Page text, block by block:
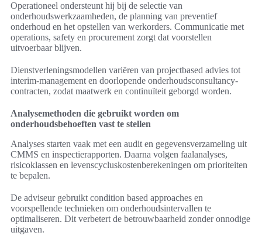
Operationeel ondersteunt hij bij de selectie van
onderhoudswerkzaamheden, de planning van preventief
onderhoud en het opstellen van werkorders. Communicatie met
operations, safety en procurement zorgt dat voorstellen
uitvoerbaar blijven.
Dienstverleningsmodellen variëren van projectbased advies tot
interim-management en doorlopende onderhoudsconsultancy-
contracten, zodat maatwerk en continuïteit geborgd worden.
Analysemethoden die gebruikt worden om
onderhoudsbehoeften vast te stellen
Analyses starten vaak met een audit en gegevensverzameling uit
CMMS en inspectierapporten. Daarna volgen faalanalyses,
risicoklassen en levenscycluskostenberekeningen om prioriteiten
te bepalen.
De adviseur gebruikt condition based approaches en
voorspellende technieken om onderhoudsintervallen te
optimaliseren. Dit verbetert de betrouwbaarheid zonder onnodige
uitgaven.